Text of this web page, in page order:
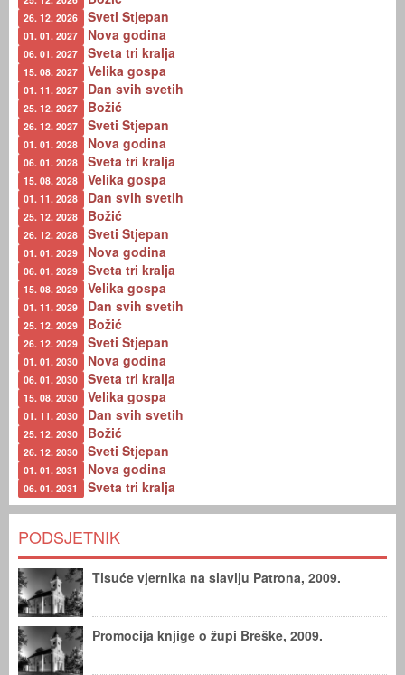
26. 12. 2026 Sveti Stjepan
01. 01. 2027 Nova godina
06. 01. 2027 Sveta tri kralja
15. 08. 2027 Velika gospa
01. 11. 2027 Dan svih svetih
25. 12. 2027 Božić
26. 12. 2027 Sveti Stjepan
01. 01. 2028 Nova godina
06. 01. 2028 Sveta tri kralja
15. 08. 2028 Velika gospa
01. 11. 2028 Dan svih svetih
25. 12. 2028 Božić
26. 12. 2028 Sveti Stjepan
01. 01. 2029 Nova godina
06. 01. 2029 Sveta tri kralja
15. 08. 2029 Velika gospa
01. 11. 2029 Dan svih svetih
25. 12. 2029 Božić
26. 12. 2029 Sveti Stjepan
01. 01. 2030 Nova godina
06. 01. 2030 Sveta tri kralja
15. 08. 2030 Velika gospa
01. 11. 2030 Dan svih svetih
25. 12. 2030 Božić
26. 12. 2030 Sveti Stjepan
01. 01. 2031 Nova godina
06. 01. 2031 Sveta tri kralja
PODSJETNIK
Tisuće vjernika na slavlju Patrona, 2009.
Promocija knjige o župi Breške, 2009.